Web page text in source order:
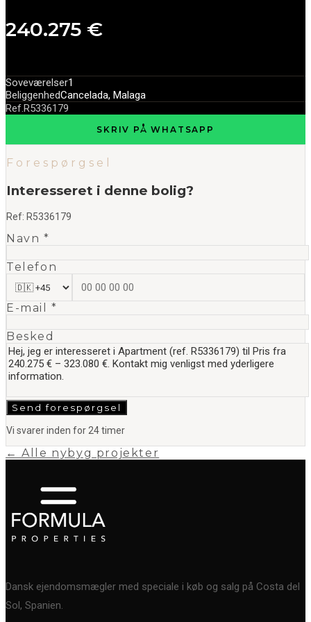
240.275 €
Soveværelser1
BeliggenhedCancelada, Malaga
Ref.R5336179
SKRIV PÅ WHATSAPP
Forespørgsel
Interesseret i denne bolig?
Ref: R5336179
Navn *
Telefon
E-mail *
Besked
Send forespørgsel
Vi svarer inden for 24 timer
← Alle nybyg projekter
Dansk ejendomsmægler med speciale i køb og salg på Costa del
Sol, Spanien.